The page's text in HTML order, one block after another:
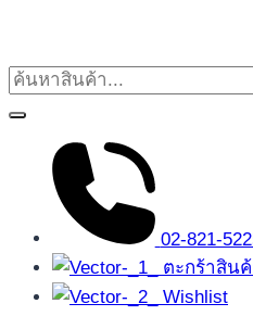
02-821-
ตะกร้าสิน
Wishlist